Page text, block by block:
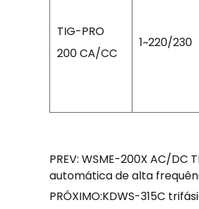
TIG-PRO
200 CA/CC
1~220/230
PREV: WSME-200X AC/DC
automática de alta
PRÓXIMO:KDWS-315C